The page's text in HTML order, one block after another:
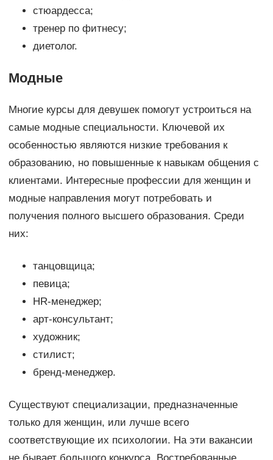
стюардесса;
тренер по фитнесу;
диетолог.
Модные
Многие курсы для девушек помогут устроиться на
самые модные специальности. Ключевой их
особенностью являются низкие требования к
образованию, но повышенные к навыкам общения с
клиентами. Интересные профессии для женщин и
модные направления могут потребовать и
получения полного высшего образования. Среди
них:
танцовщица;
певица;
HR-менеджер;
арт-консультант;
художник;
стилист;
бренд-менеджер.
Существуют специализации, предназначенные
только для женщин, или лучше всего
соответствующие их психологии. На эти вакансии